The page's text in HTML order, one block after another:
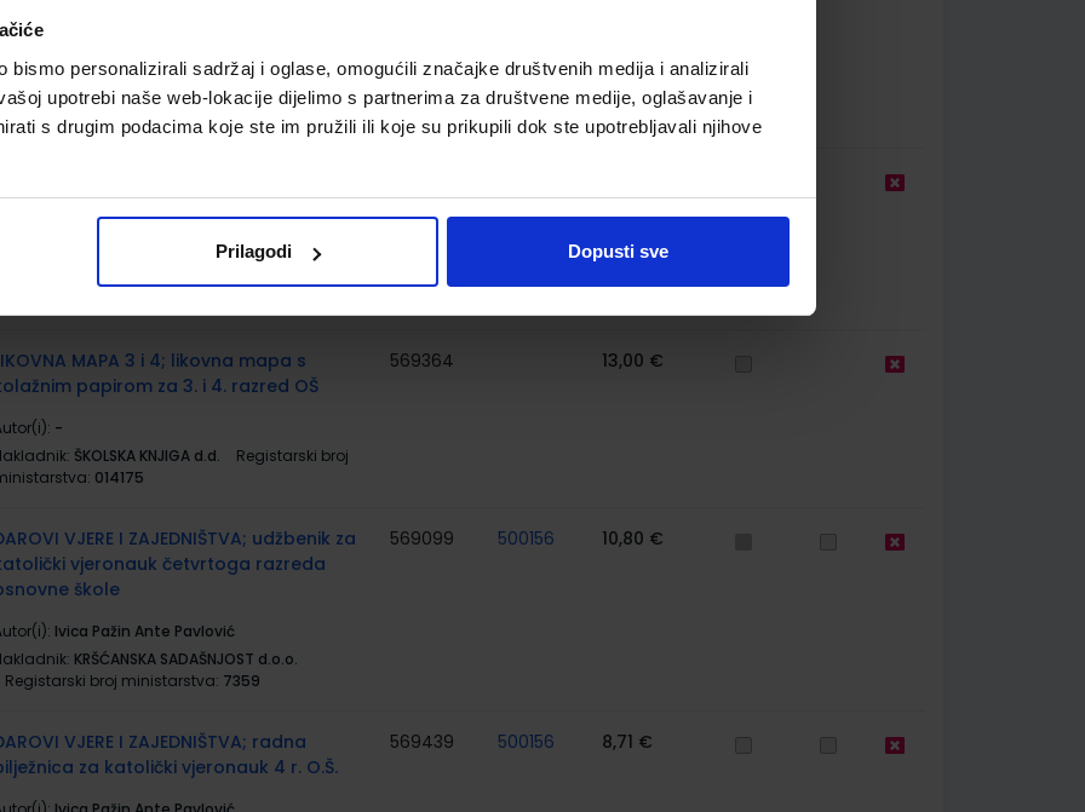
bismo personalizirali sadržaj i oglase, omogućili značajke društvenih medija i analizirali
upotrebi naše web-lokacije dijelimo s partnerima za društvene medije, oglašavanje i
s drugim podacima koje ste im pružili ili koje su prikupili dok ste upotrebljavali njihove
Prilagodi Dopusti sve
Kiš
PROFIL KLETT d.o.o.
Registarski broj
7473
papirom za 3. i 4. razred osnovne
MAPA 3 i 4; likovna mapa s
papirom za 3. i 4. razred OŠ
-
ŠKOLSKA KNJIGA d.d.
Registarski broj
014175
569364 13,00 €
VJERE I ZAJEDNIŠTVA; udžbenik za
vjeronauk četvrtoga razreda
škole
Ivica Pažin Ante Pavlović
KRŠĆANSKA SADAŠNJOST d.o.o.
Registarski broj ministarstva: 7359
569099 500156 10,80 €
VJERE I ZAJEDNIŠTVA; radna
za katolički vjeronauk 4 r. O.Š.
569439 500156 8,71 €